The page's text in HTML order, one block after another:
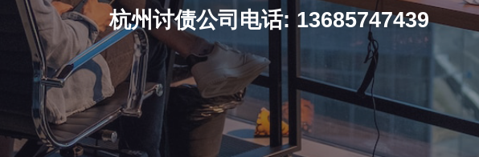
杭州讨债公司电话: 13685747439